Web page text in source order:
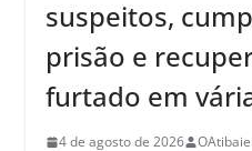
suspeitos,
prisão e
furtado em
4 de agosto de 2026